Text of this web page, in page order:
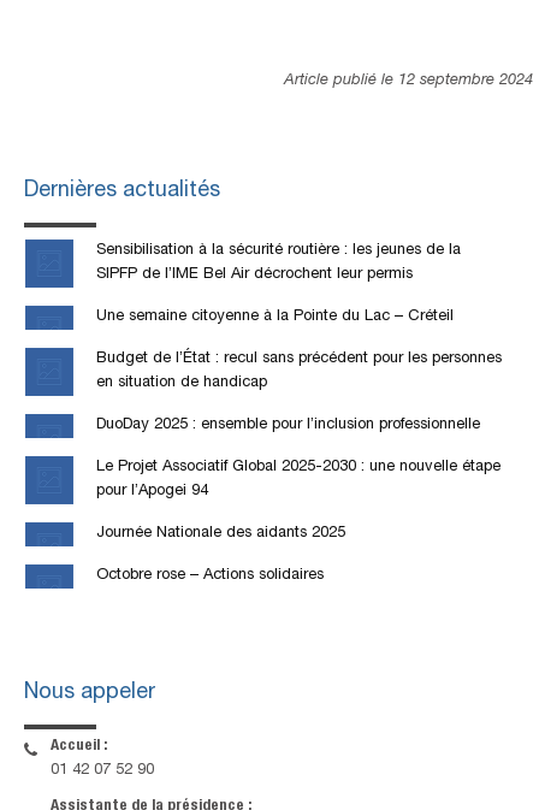
Article publié le 12 septembre 2024
Dernières actualités
Sensibilisation à la sécurité routière : les jeunes de la
SIPFP de l’IME Bel Air décrochent leur permis
Une semaine citoyenne à la Pointe du Lac – Créteil
Budget de l’État : recul sans précédent pour les personnes
en situation de handicap
DuoDay 2025 : ensemble pour l’inclusion professionnelle
Le Projet Associatif Global 2025-2030 : une nouvelle étape
pour l’Apogei 94
Journée Nationale des aidants 2025
Octobre rose – Actions solidaires
Nous appeler
Accueil :
01 42 07 52 90